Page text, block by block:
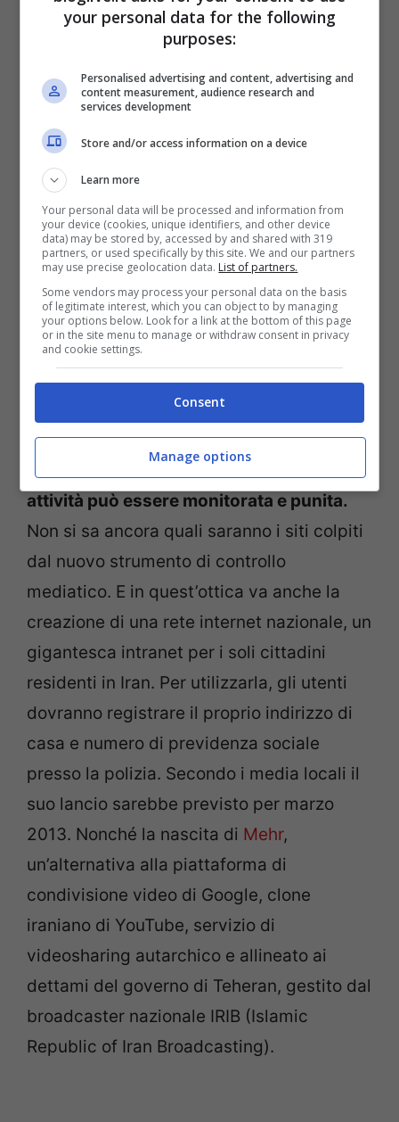
navigare senza protezioni, rendendo
Tutto questo grazie agli stessi software di
sorveglianza prodotti da aziende
occidentali che, eludendo l’embargo,
vengonovenduti a paesi come l’Iran
Una repressione continua in cui ogni
attività può essere monitorata e punita.
Non si sa ancora quali saranno i siti colpiti
dal nuovo strumento di controllo
mediatico. E in quest’ottica va anche la
creazione di una rete internet nazionale, un
gigantesca intranet per i soli cittadini
residenti in Iran. Per utilizzarla, gli utenti
dovranno registrare il proprio indirizzo di
casa e numero di previdenza sociale
presso la polizia. Secondo i media locali il
suo lancio sarebbe previsto per marzo
2013. Nonché la nascita di Mehr,
un’alternativa alla piattaforma di
condivisione video di Google, clone
iraniano di YouTube, servizio di
videosharing autarchico e allineato ai
dettami del governo di Teheran, gestito dal
broadcaster nazionale IRIB (Islamic
Republic of Iran Broadcasting).
your personal data for the following
purposes:
Personalised advertising and content, advertising and
content measurement, audience research and
services development
Store and/or access information on a device
Learn more
Your personal data will be processed and information from
your device (cookies, unique identifiers, and other device
data) may be stored by, accessed by and shared with 319
partners, or used specifically by this site. We and our partners
may use precise geolocation data. List of partners.
Some vendors may process your personal data on the basis
of legitimate interest, which you can object to by managing
your options below. Look for a link at the bottom of this page
or in the site menu to manage or withdraw consent in privacy
and cookie settings.
Consent
Manage options